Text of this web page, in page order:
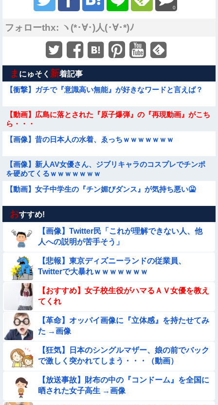
0
フォローthx: ヽ(*･∀･)人(･∀･*)ﾉ
ま にゅそく 新着記事
【衝撃】ガチで『意識高い無能』が好きなワードと言えば？
【動画】広島に落とされた『原子爆弾』の『再現動画』がこち
ら・・・
【画像】昔の日本人の水着、ゑっちｗｗｗｗｗｗｗ
【画像】新人AV女優さん、ジブリキャラのコスプレでチンポ
を硬めてくるｗｗｗｗｗｗｗ
【動画】女子中学生の『チン媚びダンス』が気持ち悪い🤮
【動画像】飛行機に『水銀』を持ち込めない理由がこれ【→】
【画像】巨大マンボウの稚魚さん、金平糖みたいでカワイイｗ
【動画】韓国アイドルさん、ヱチヱチ限界点を超えてしまう
【動画】小池栄子似のGカップ女子高生「知らないオジさんに
襲われてオッパイ揉まれた」
【画像】この美人ママ、脱いだら凄い・・・
【動画】デブの喧嘩 ガチでヤバい……
【画像】夏のバイクがヤバすぎるｗｗｗｗｗ
【動画】力士さん、ボクサーをボコってしまう
おすすめ!
【画像】Twitter民「これが理解できない人、他
人への説明が苦手そう」
【悲報】東京ディズニーランドの従業員、
Twitterで大暴れｗｗｗｗｗｗｗ
【おすすめ】女子校生役がハマるＡＶ女優を教え
てくれ
【革命】オッパイ画像に『立体感』を持たせてみ
た →画像
【狂気】日本のシングルマザー、娘の前でバック
で激しく突かれてしまう・・・（動画）
【放送事故】財布の中の『コンドーム』を全国に
晒された女子高生 →画像